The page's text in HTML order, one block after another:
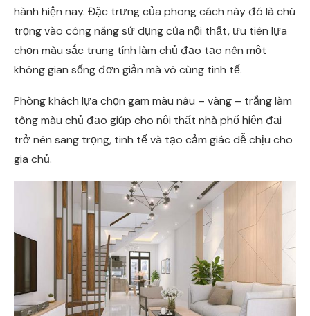
hành hiện nay. Đặc trưng của phong cách này đó là chú
trọng vào công năng sử dụng của nội thất, ưu tiên lựa
chọn màu sắc trung tính làm chủ đạo tạo nên một
không gian sống đơn giản mà vô cùng tinh tế.
Phòng khách lựa chọn gam màu nâu – vàng – trắng làm
tông màu chủ đạo giúp cho nội thất nhà phố hiện đại
trở nên sang trọng, tinh tế và tạo cảm giác dễ chịu cho
gia chủ.